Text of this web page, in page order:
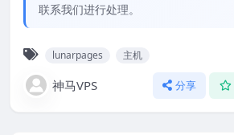
联系我们进行处理。
lunarpages 主机
神马VPS 分享